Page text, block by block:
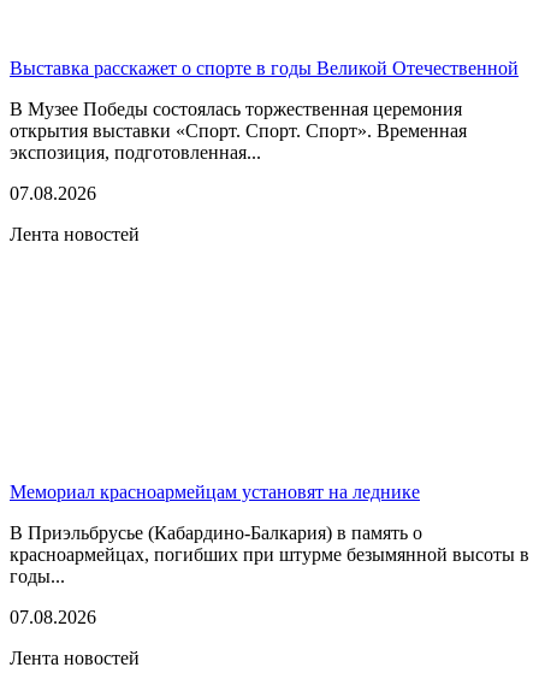
Выставка расскажет о спорте в годы Великой Отечественной
В Музее Победы состоялась торжественная церемония
открытия выставки «Спорт. Спорт. Спорт». Временная
экспозиция, подготовленная...
07.08.2026
Лента новостей
Мемориал красноармейцам установят на леднике
В Приэльбрусье (Кабардино-Балкария) в память о
красноармейцах, погибших при штурме безымянной высоты в
годы...
07.08.2026
Лента новостей